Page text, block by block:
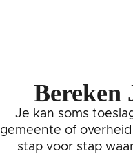
Bereken
Je kan soms
gemeente of
stap voor stap